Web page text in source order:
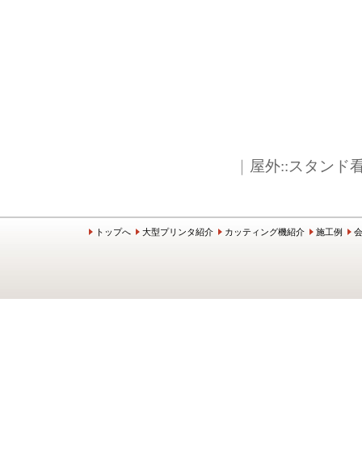
屋外::スタンド
トップへ 大型プリンタ紹介 カッティング機紹介 施工例